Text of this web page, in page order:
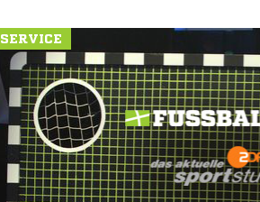
SERVICE